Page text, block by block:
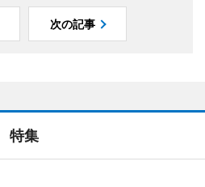
次の記事
特集